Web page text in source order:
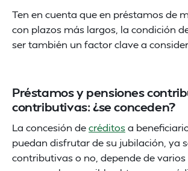
Ten en cuenta que en préstamos de
con plazos más largos, la condición
ser también un factor clave a
Préstamos y pensiones
contributivas: ¿se conceden?
La concesión decréditosa
puedan disfrutar de su jubilación, ya
contributivas o no, depende de